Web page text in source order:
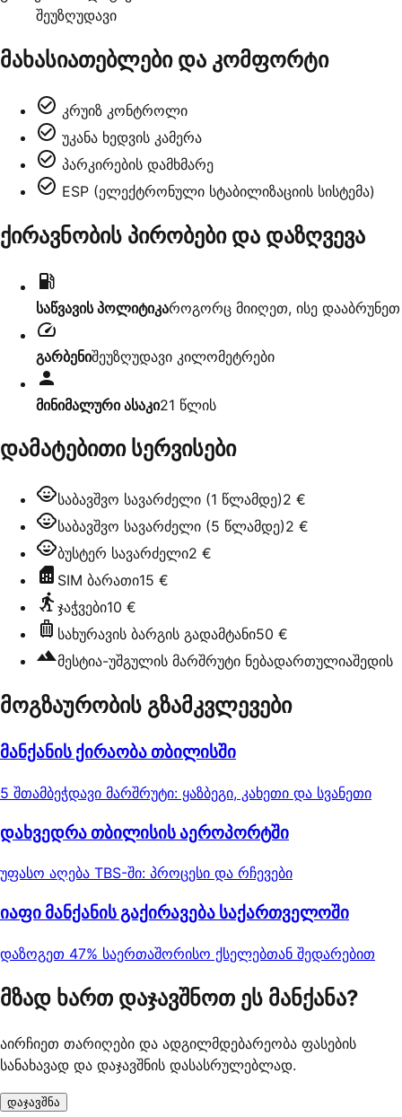
შეუზღუდავი
მახასიათებლები და კომფორტი
კრუიზ კონტროლი
უკანა ხედვის კამერა
პარკირების დამხმარე
ESP (ელექტრონული სტაბილიზაციის სისტემა)
ქირავნობის პირობები და დაზღვევა
საწვავის პოლიტიკაროგორც მიიღეთ, ისე დააბრუნეთ
გარბენიშეუზღუდავი კილომეტრები
მინიმალური ასაკი21 წლის
დამატებითი სერვისები
საბავშვო სავარძელი (1 წლამდე)2 €
საბავშვო სავარძელი (5 წლამდე)2 €
ბუსტერ სავარძელი2 €
SIM ბარათი15 €
ჯაჭვები10 €
სახურავის ბარგის გადამტანი50 €
მესტია-უშგულის მარშრუტი ნებადართულიაშედის
მოგზაურობის გზამკვლევები
მანქანის ქირაობა თბილისში
5 შთამბეჭდავი მარშრუტი: ყაზბეგი, კახეთი და სვანეთი
დახვედრა თბილისის აეროპორტში
უფასო აღება TBS-ში: პროცესი და რჩევები
იაფი მანქანის გაქირავება საქართველოში
დაზოგეთ 47% საერთაშორისო ქსელებთან შედარებით
მზად ხართ დაჯავშნოთ ეს მანქანა?
აირჩიეთ თარიღები და ადგილმდებარეობა ფასების
სანახავად და დაჯავშნის დასასრულებლად.
დაჯავშნა